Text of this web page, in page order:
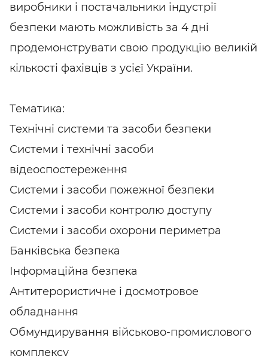
виробники і постачальники індустрії
безпеки мають можливість за 4 дні
продемонструвати свою продукцію великій
кількості фахівців з усієї України.
Тематика:
Технічні системи та засоби безпеки
Системи і технічні засоби
відеоспостереження
Системи і засоби пожежної безпеки
Системи і засоби контролю доступу
Системи і засоби охорони периметра
Банківська безпека
Інформаційна безпека
Антитерористичне і досмотровое
обладнання
Обмундирування військово-промислового
комплексу